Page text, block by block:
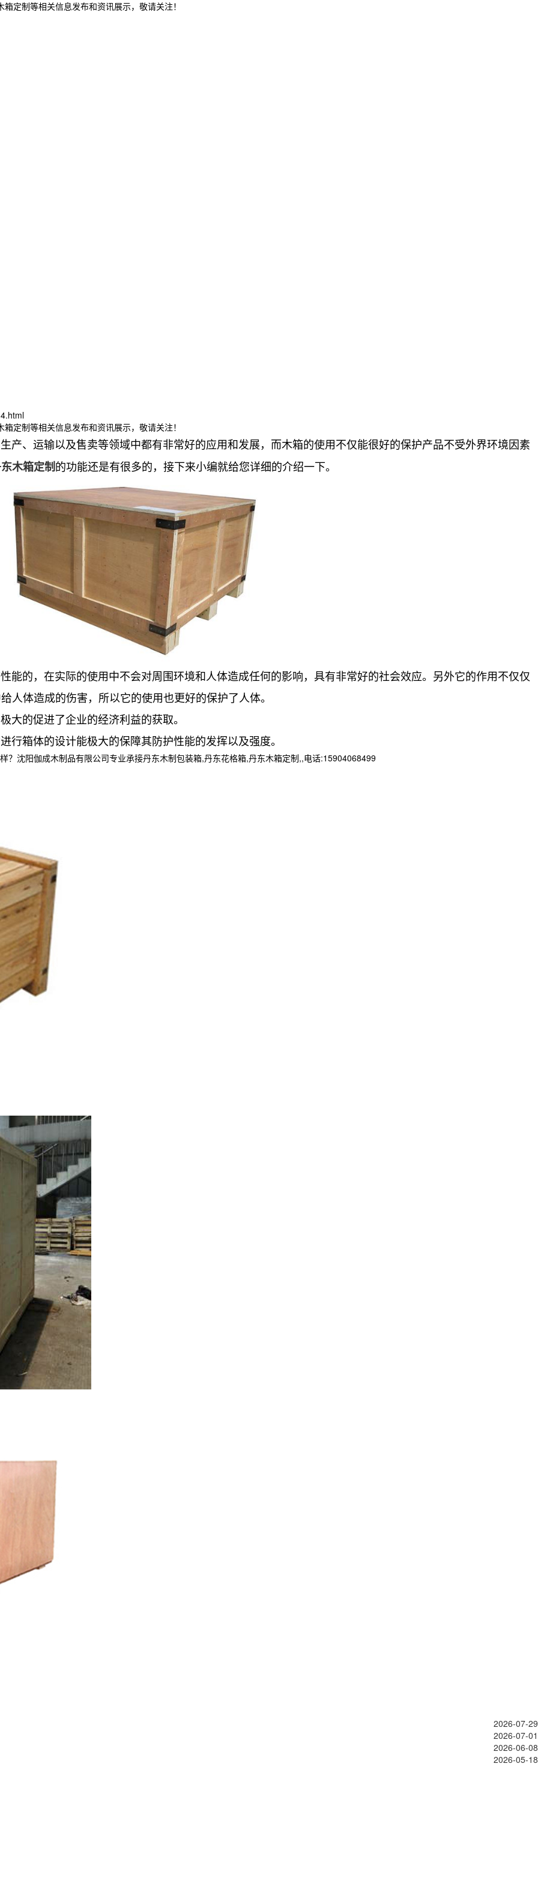
定制等相关信息发布和资讯展示，敬请关注！
定制等相关信息发布和资讯展示，敬请关注！
产、运输以及售卖等领域中都有非常好的应用和发展，而木箱的使用不仅能很好的保护产品不受外界环境因素
木箱定制的功能还是有很多的，接下来小编就给您详细的介绍一下。
，在实际的使用中不会对周围环境和人体造成任何的影响，具有非常好的社会效应。另外它的作用不仅仅
体造成的伤害，所以它的使用也更好的保护了人体。
的促进了企业的经济利益的获取。
行箱体的设计能极大的保障其防护性能的发挥以及强度。
？沈阳伽成木制品有限公司专业承接丹东木制包装箱,丹东花格箱,丹东木箱定制,,电话:15904068499
2026-07-29
2026-07-01
2026-06-08
2026-05-18